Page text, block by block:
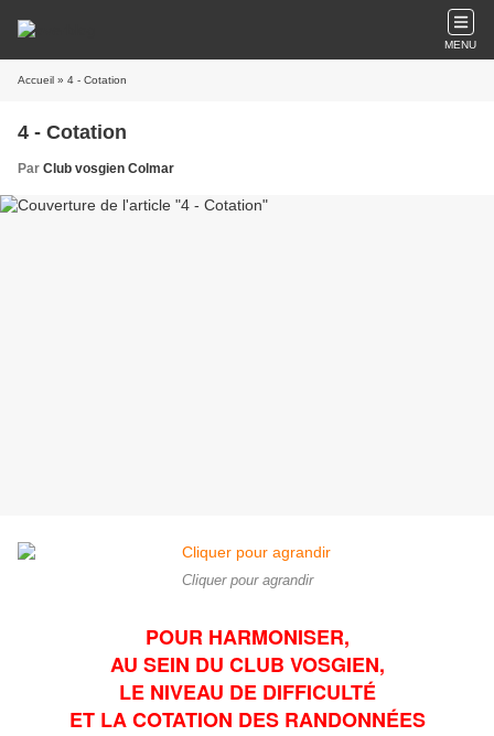
MENU
Accueil » 4 - Cotation
4 - Cotation
Par Club vosgien Colmar
Cliquer pour agrandir
POUR HARMONISER,
AU SEIN DU CLUB VOSGIEN,
LE NIVEAU DE DIFFICULTÉ
ET LA COTATION DES RANDONNÉES